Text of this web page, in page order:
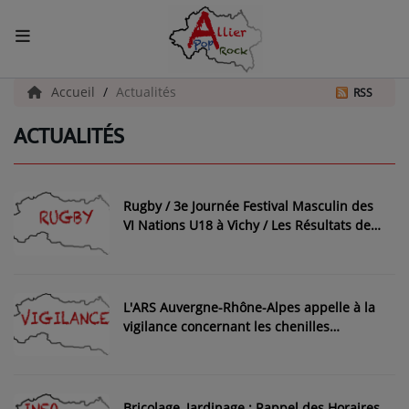
ACCUEIL
Actualités
AGENDA CULTUREL - ALLIER
INFOS POP ROCK
La Radio
EMISSIONS
ARTISTES
Accueil Actualités RSS
ACTUALITÉS
Rugby / 3e Journée Festival Masculin des
VI Nations U18 à Vichy / Les Résultats de
L'ARS Auvergne-Rhône-Alpes appelle à la
vigilance concernant les chenilles